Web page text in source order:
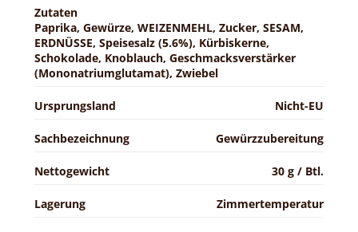
Zutaten
Paprika, Gewürze, WEIZENMEHL, Zucker, SESAM,
ERDNÜSSE, Speisesalz (5.6%), Kürbiskerne,
Schokolade, Knoblauch, Geschmacksverstärker
(Mononatriumglutamat), Zwiebel
Ursprungsland Nicht-EU
Sachbezeichnung Gewürzzubereitung
Nettogewicht 30 g / Btl.
Lagerung Zimmertemperatur